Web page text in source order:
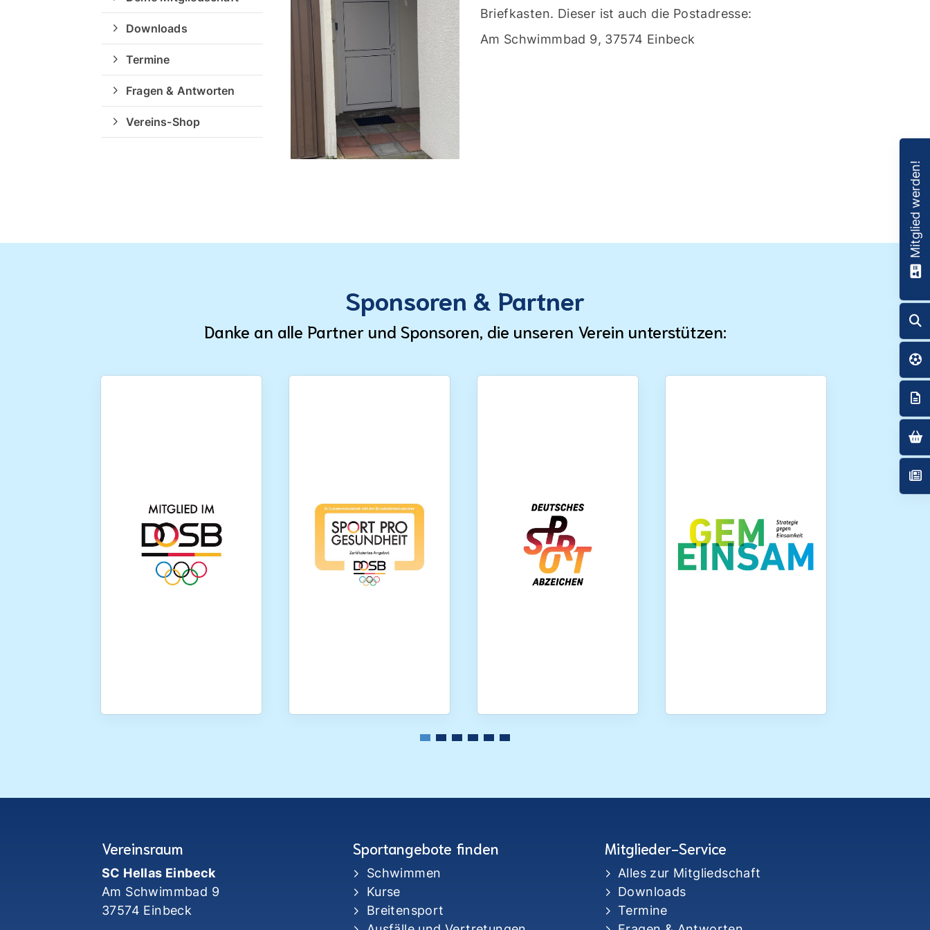
Briefkasten. Dieser ist auch die Postadresse:
Am Schwimmbad 9, 37574 Einbeck
Downloads
Termine
Fragen & Antworten
Vereins-Shop
Sponsoren & Partner
Danke an alle Partner und Sponsoren, die unseren Verein unterstützen:
Vereinsraum
SC Hellas Einbeck
Am Schwimmbad 9
37574 Einbeck
Sportangebote finden
Schwimmen
Kurse
Breitensport
Mitglieder-Service
Alles zur Mitgliedschaft
Downloads
Termine
Mitglied werden!